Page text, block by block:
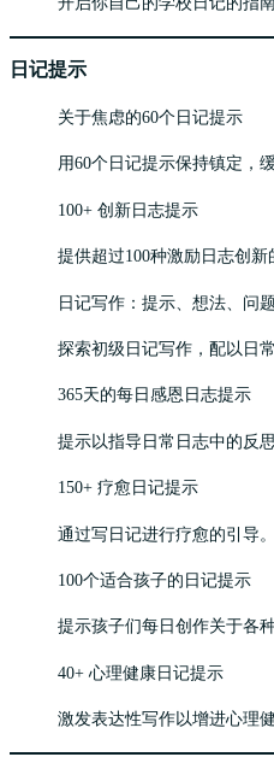
日记提示
关于焦虑的60个日记提示
用60个日记提示保持镇定，
100+ 创新日志提示
提供超过100种激励日志创新
日记写作：提示、想法、问
探索初级日记写作，配以日
365天的每日感恩日志提示
提示以指导日常日志中的反
150+ 疗愈日记提示
通过写日记进行疗愈的引导。
100个适合孩子的日记提示
提示孩子们每日创作关于各
40+ 心理健康日记提示
激发表达性写作以增进心理